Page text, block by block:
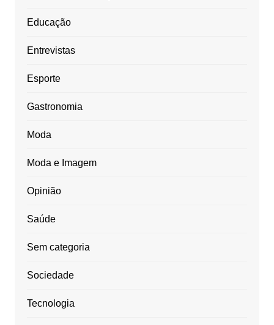
Educação
Entrevistas
Esporte
Gastronomia
Moda
Moda e Imagem
Opinião
Saúde
Sem categoria
Sociedade
Tecnologia